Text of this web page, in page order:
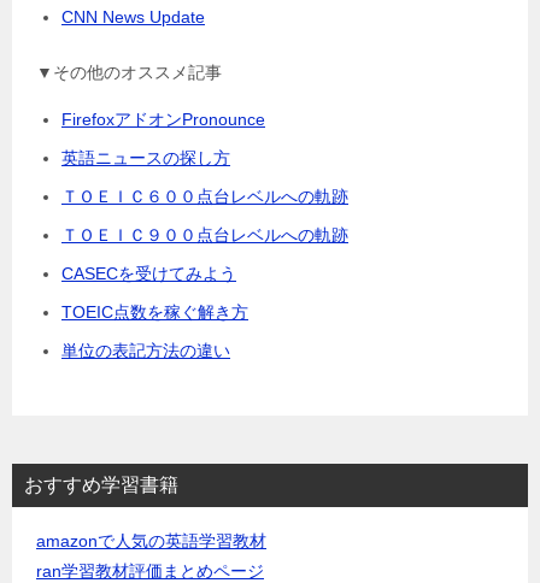
CNN News Update
▼その他のオススメ記事
FirefoxアドオンPronounce
英語ニュースの探し方
ＴＯＥＩＣ６００点台レベルへの軌跡
ＴＯＥＩＣ９００点台レベルへの軌跡
CASECを受けてみよう
TOEIC点数を稼ぐ解き方
単位の表記方法の違い
おすすめ学習書籍
amazonで人気の英語学習教材
ran学習教材評価まとめページ